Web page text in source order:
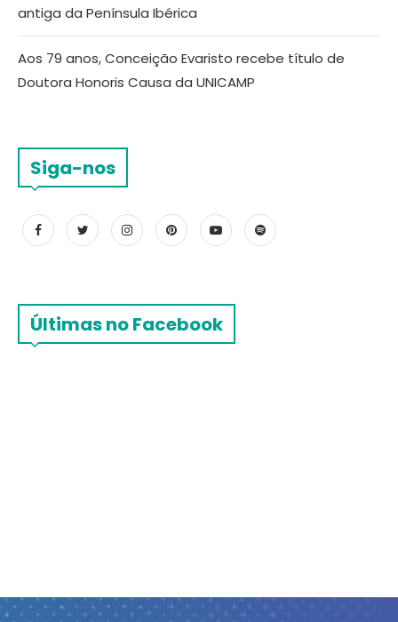
antiga da Península Ibérica
Aos 79 anos, Conceição Evaristo recebe título de
Doutora Honoris Causa da UNICAMP
Siga-nos
Últimas no Facebook